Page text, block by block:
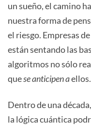
un sueño, el camino
nuestra forma de
el riesgo. Empresas
están sentando las
algoritmos no sólo
quese anticipen aellos.
Dentro de una
la lógica cuántica